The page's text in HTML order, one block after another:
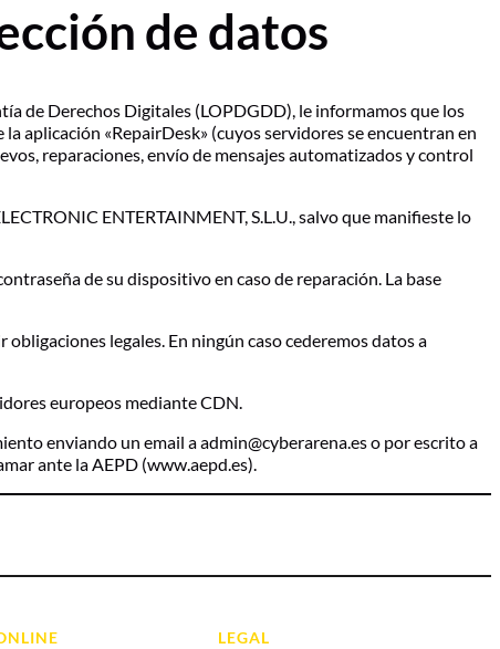
de datos
de Derechos Digitales (LOPDGDD), le informamos que los
aplicación «RepairDesk» (cuyos servidores se encuentran en
reparaciones, envío de mensajes automatizados y control
ENTERTAINMENT, S.L.U., salvo que manifieste lo
de su dispositivo en caso de reparación. La base
legales. En ningún caso cederemos datos a
europeos mediante CDN.
enviando un email aadmin@cyberarena.eso por escrito a
ante la AEPD (www.aepd.es).
LEGAL